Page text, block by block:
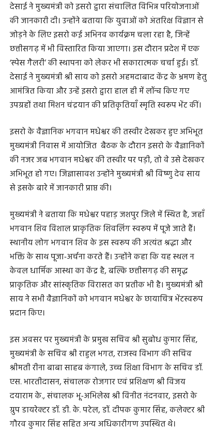
इस अवसर पर इसरो अहमदाबाद केंद्र के निदेशक डॉ. एन. एम.
देसाई ने मुख्यमंत्री को इसरो द्वारा संचालित विभिन्न परियोजनाओं
की जानकारी दी। उन्होंने बताया कि युवाओं को अंतरिक्ष विज्ञान से
छत्तीसगढ़ में भी विस्तारित किया जाएगा। इस दौरान प्रदेश में एक
‘स्पेस गैलरी’ की स्थापना को लेकर भी सकारात्मक चर्चा हुई। डॉ.
देसाई ने मुख्यमंत्री श्री साय को इसरो अहमदाबाद केंद्र के भ्रमण हेतु
आमंत्रित किया और उन्हें इसरो द्वारा हाल ही में लॉन्च किए गए
उपग्रहों तथा मिशन चंद्रयान की प्रतिकृतियाँ स्मृति स्वरूप भेंट कीं।
इसरो के वैज्ञानिक भगवान मधेश्वर की तस्वीर देखकर हुए अभिभूत
मुख्यमंत्री निवास में आयोजित बैठक के दौरान इसरो के वैज्ञानिकों
अभिभूत हो गए। जिज्ञासावश उन्होंने मुख्यमंत्री श्री विष्णु देव साय
से इसके बारे में जानकारी प्राप्त की।
मुख्यमंत्री ने बताया कि मधेश्वर पहाड़ जशपुर जिले में स्थित है, जहाँ
भगवान शिव विशाल प्राकृतिक शिवलिंग स्वरूप में पूजे जाते हैं।
स्थानीय लोग भगवान शिव के इस स्वरूप की अत्यंत श्रद्धा और
भक्ति के साथ पूजा-अर्चना करते हैं। उन्होंने कहा कि यह स्थल न